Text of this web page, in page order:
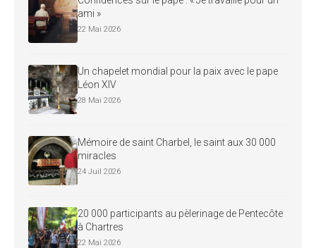
ami »
22 Mai 2026
Un chapelet mondial pour la paix avec le pape
Léon XIV
28 Mai 2026
Mémoire de saint Charbel, le saint aux 30 000
miracles
24 Juil 2026
20 000 participants au pèlerinage de Pentecôte
à Chartres
22 Mai 2026